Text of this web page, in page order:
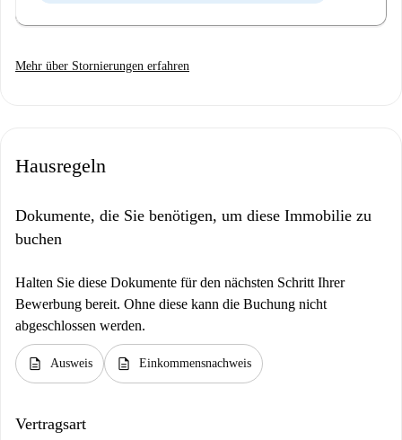
Mehr über Stornierungen erfahren
Hausregeln
Dokumente, die Sie benötigen, um diese Immobilie zu
buchen
Halten Sie diese Dokumente für den nächsten Schritt Ihrer
Bewerbung bereit. Ohne diese kann die Buchung nicht
abgeschlossen werden.
description Ausweis description Einkommensnachweis
Vertragsart